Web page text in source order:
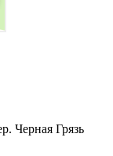
Черная Грязь